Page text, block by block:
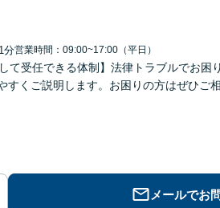
分営業時間：09:00~17:00（平日）
て受任できる体制】法律トラブルでお困
くご説明します。お困りの方はぜひご
メールでお